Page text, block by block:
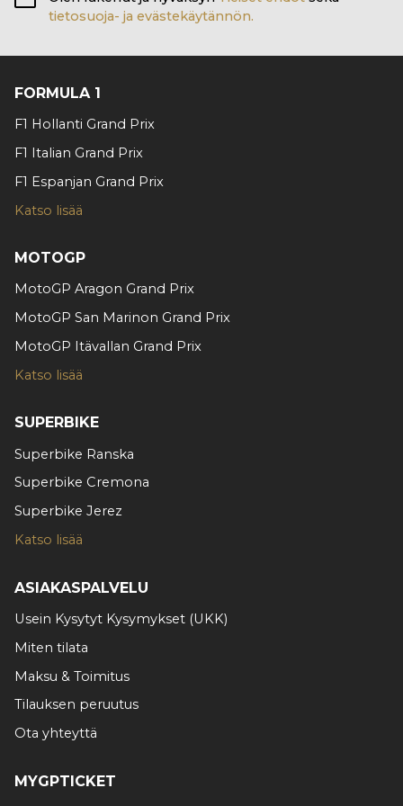
tietosuoja- ja evästekäytännön.
FORMULA 1
F1 Hollanti Grand Prix
F1 Italian Grand Prix
F1 Espanjan Grand Prix
Katso lisää
MOTOGP
MotoGP Aragon Grand Prix
MotoGP San Marinon Grand Prix
MotoGP Itävallan Grand Prix
Katso lisää
SUPERBIKE
Superbike Ranska
Superbike Cremona
Superbike Jerez
Katso lisää
ASIAKASPALVELU
Usein Kysytyt Kysymykset (UKK)
Miten tilata
Maksu & Toimitus
Tilauksen peruutus
Ota yhteyttä
MYGPTICKET